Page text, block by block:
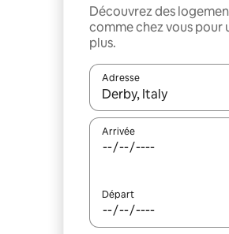
Découvrez des
comme chez vous pour
plus.
Adresse
Lorsque les résultats
Arrivée
Départ